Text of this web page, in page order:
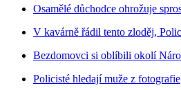
Osamělé důchodce ohrožuje
V kavárně řádil tento zloděj,
Bezdomovci si oblíbili okolí
Policisté hledají muže z fotografie